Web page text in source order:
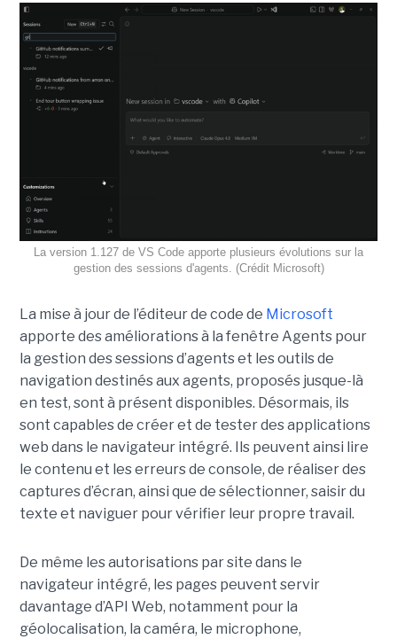
La version 1.127 de VS Code apporte plusieurs évolutions sur la
gestion des sessions d'agents. (Crédit Microsoft)
La mise à jour de l’éditeur de code de Microsoft
apporte des améliorations à la fenêtre Agents pour
la gestion des sessions d’agents et les outils de
navigation destinés aux agents, proposés jusque-là
en test, sont à présent disponibles. Désormais, ils
sont capables de créer et de tester des applications
web dans le navigateur intégré. Ils peuvent ainsi lire
le contenu et les erreurs de console, de réaliser des
captures d’écran, ainsi que de sélectionner, saisir du
texte et naviguer pour vérifier leur propre travail.
De même les autorisations par site dans le
navigateur intégré, les pages peuvent servir
davantage d’API Web, notamment pour la
géolocalisation, la caméra, le microphone,